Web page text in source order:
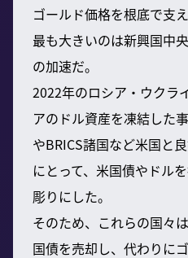
ゴールド価格を根底で支
最も大きいのは新興国中
の加速だ。
2022年のロシア・ウクラ
アのドル資産を凍結した
やBRICS諸国など米国と
にとって、米国債やドル
彫りにした。
そのため、これらの国々
国債を売却し、代わりに